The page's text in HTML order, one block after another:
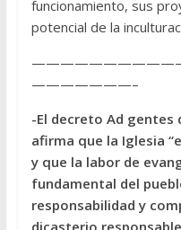
funcionamiento, sus
potencial de la
———————–
-El decreto Ad gentes
afirma que la Iglesia
y que la labor de
fundamental del
responsabilidad y